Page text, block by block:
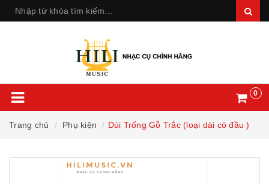
0
Trang chủ Phụ kiện Dùi Trống Gỗ Trắc (loại dài có đầu )